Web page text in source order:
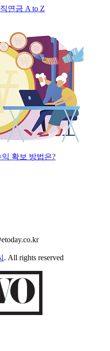
연금 A to Z
확보 방법은?
. All rights reserved